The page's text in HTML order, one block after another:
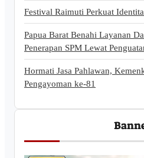
Festival Raimuti Perkuat
Papua Barat Benahi Layanan
Penerapan SPM Lewat
Hormati Jasa Pahlawan,
Pengayoman ke-81